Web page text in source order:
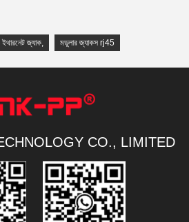
জ্যাক, মডুলার জ্যাকস rj45
CO., LIMITED